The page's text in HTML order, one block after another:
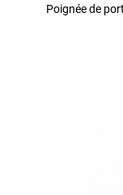
Poignée de